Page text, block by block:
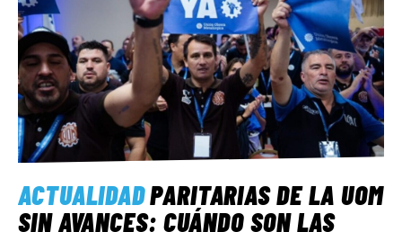
ACTUALIDADPARITARIAS DE LA UOM
SIN AVANCES: CUÁNDO SON LAS